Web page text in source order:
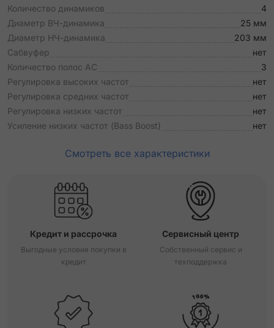
Количество динамиков
4
Диаметр ВЧ-динамика
25 мм
Диаметр НЧ-динамика
203 мм
Сабвуфер
нет
Количество полос АС
3
Регулировка высоких частот
нет
Регулировка средних частот
нет
Регулировка низких частот
нет
Усиление низких частот (Bass Boost)
нет
Смотреть все характеристики
Кредит и рассрочка
Выгодные условия покупки в
кредит
Сервисный центр
Собственный сервис и
техподдержка